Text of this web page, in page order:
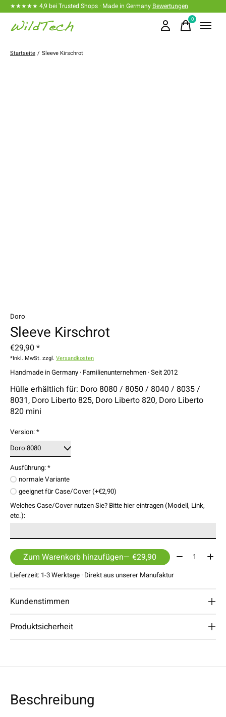
★★★★★ 4,9 bei Trusted Shops · Made in Germany Bewertungen
0items
Startseite / Sleeve Kirschrot
Doro
Sleeve Kirschrot
€29,90 *
*Inkl. MwSt. zzgl. Versandkosten
Handmade in Germany · Familienunternehmen · Seit 2012
Hülle erhältlich für: Doro 8080 / 8050 / 8040 / 8035 /
8031, Doro Liberto 825, Doro Liberto 820, Doro Liberto
820 mini
Version:*
Ausführung:*
normale Variante
geeignet für Case/Cover (+€2,90)
Welches Case/Cover nutzen Sie? Bitte hier eintragen (Modell, Link,
etc.):
Zum Warenkorb hinzufügen — €29,90 Menge:
Lieferzeit: 1-3 Werktage · Direkt aus unserer Manufaktur
Kundenstimmen
Produktsicherheit
Beschreibung